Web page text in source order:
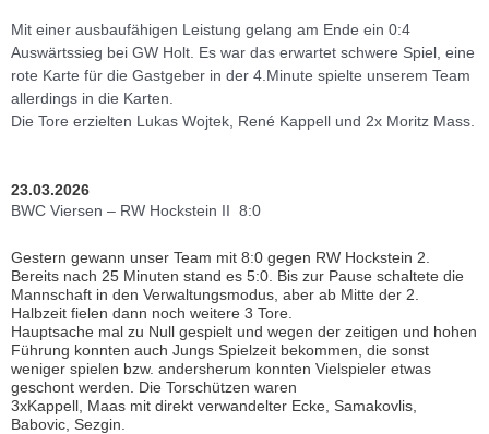
Mit einer ausbaufähigen Leistung gelang am Ende ein 0:4
Auswärtssieg bei GW Holt. Es war das erwartet schwere Spiel, eine
rote Karte für die Gastgeber in der 4.Minute spielte unserem Team
allerdings in die Karten.
Die Tore erzielten Lukas Wojtek, René Kappell und 2x Moritz Mass.
23.03.2026
BWC Viersen – RW Hockstein II 8:0
Gestern gewann unser Team mit 8:0 gegen RW Hockstein 2.
Bereits nach 25 Minuten stand es 5:0. Bis zur Pause schaltete die
Mannschaft in den Verwaltungsmodus, aber ab Mitte der 2.
Halbzeit fielen dann noch weitere 3 Tore.
Hauptsache mal zu Null gespielt und wegen der zeitigen und hohen
Führung konnten auch Jungs Spielzeit bekommen, die sonst
weniger spielen bzw. andersherum konnten Vielspieler etwas
geschont werden. Die Torschützen waren
3xKappell, Maas mit direkt verwandelter Ecke, Samakovlis,
Babovic, Sezgin.